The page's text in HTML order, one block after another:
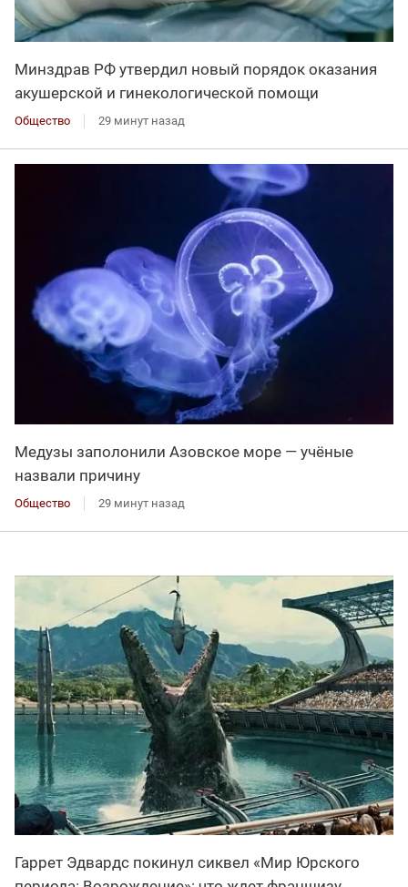
Минздрав РФ утвердил новый порядок оказания
акушерской и гинекологической помощи
Общество 29 минут назад
Медузы заполонили Азовское море — учёные
назвали причину
Общество 29 минут назад
Гаррет Эдвардс покинул сиквел «Мир Юрского